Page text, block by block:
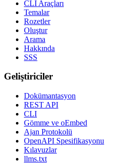
CLI Araçları
Temalar
Rozetler
Oluştur
Arama
Hakkında
SSS
Geliştiriciler
Dokümantasyon
REST API
CLI
Gömme ve oEmbed
Ajan Protokolü
OpenAPI Spesifikasyonu
Kılavuzlar
llms.txt